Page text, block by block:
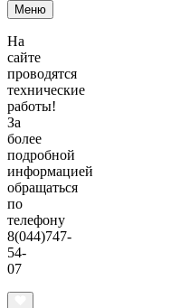
Меню
На
сайте
проводятся
технические
работы!
За
более
подробной
информацией
обращаться
по
телефону
8(044)747-
54-
07